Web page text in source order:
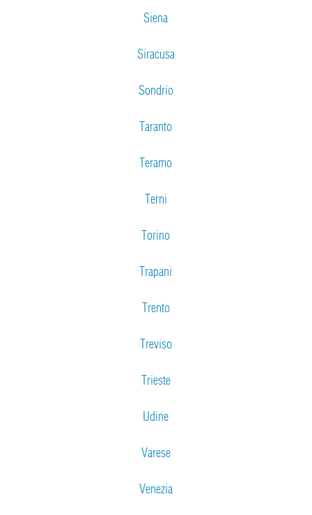
Siena
Siracusa
Sondrio
Taranto
Teramo
Terni
Torino
Trapani
Trento
Treviso
Trieste
Udine
Varese
Venezia